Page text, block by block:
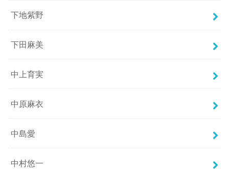
下地紫野
下田麻美
中上育実
中原麻衣
中島愛
中村悠一